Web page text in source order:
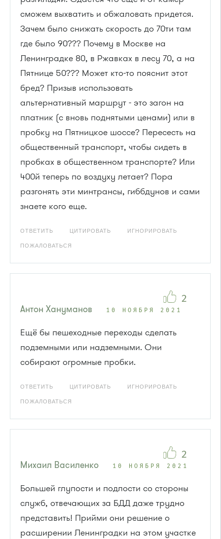
сможем выхватить и обжаловать придется.
Зачем было снижать скорость до 70ти там
где было 90??? Почему в Москве на
Ленинградке 80, в Ржавках в лесу 70, а на
Пятнице 50??? Может кто-то пояснит этот
бред? Призыв использовать
альтернативный маршрут - это загон на
платник (с вновь поднятыми ценами) или в
пробку на Пятницкое шоссе? Пересесть на
общественный транспорт, чтобы сидеть в
пробках в общественном транспорте? Или
400й теперь по воздуху летает? Пора
разгонять эти минтрансы, гиббдунов и сами
знаете кого еще.
ОТВЕТИТЬ ЦИТИРОВАТЬ ИГНОРИРОВАТЬ
ПОЖАЛОВАТЬСЯ
Антон Хануманов 10 НОЯБРЯ 2021
Ещё бы пешеходные переходы сделать
подземными или надземными. Они
собирают огромные пробки.
ОТВЕТИТЬ ЦИТИРОВАТЬ ИГНОРИРОВАТЬ
ПОЖАЛОВАТЬСЯ
2
Михаил Василенко 10 НОЯБРЯ 2021
Большей глупости и подлости со стороны
служб, отвечающих за БДД даже трудно
представить! Прийми они решение о
расширении Ленинградки на этом участке
2